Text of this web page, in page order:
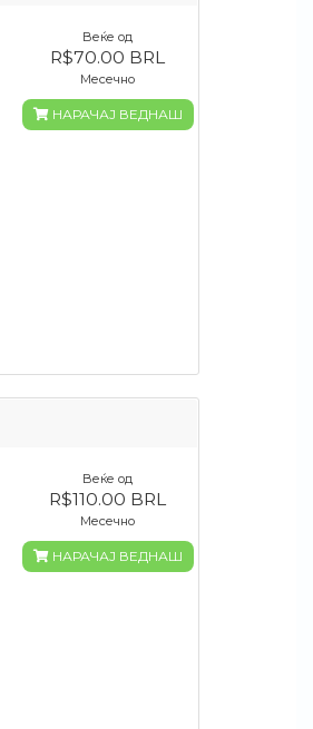
Веќе од
R$70.00 BRL
Месечно
НАРАЧАЈ ВЕДНАШ
Веќе од
R$110.00 BRL
Месечно
НАРАЧАЈ ВЕДНАШ